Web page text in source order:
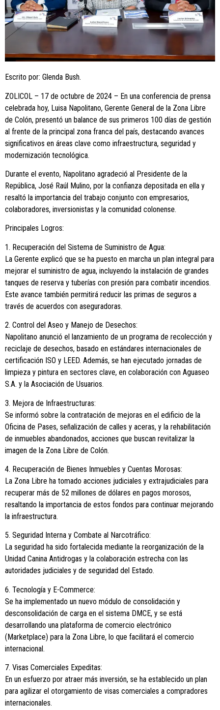
Escrito por: Glenda Bush.
ZOLICOL – 17 de octubre de 2024 – En una conferencia de prensa
celebrada hoy, Luisa Napolitano, Gerente General de la Zona Libre
de Colón, presentó un balance de sus primeros 100 días de gestión
al frente de la principal zona franca del país, destacando avances
significativos en áreas clave como infraestructura, seguridad y
modernización tecnológica.
Durante el evento, Napolitano agradeció al Presidente de la
República, José Raúl Mulino, por la confianza depositada en ella y
resaltó la importancia del trabajo conjunto con empresarios,
colaboradores, inversionistas y la comunidad colonense.
Principales Logros:
1. Recuperación del Sistema de Suministro de Agua:
La Gerente explicó que se ha puesto en marcha un plan integral para
mejorar el suministro de agua, incluyendo la instalación de grandes
tanques de reserva y tuberías con presión para combatir incendios.
Este avance también permitirá reducir las primas de seguros a
través de acuerdos con aseguradoras.
2. Control del Aseo y Manejo de Desechos:
Napolitano anunció el lanzamiento de un programa de recolección y
reciclaje de desechos, basado en estándares internacionales de
certificación ISO y LEED. Además, se han ejecutado jornadas de
limpieza y pintura en sectores clave, en colaboración con Aguaseo
S.A. y la Asociación de Usuarios.
3. Mejora de Infraestructuras:
Se informó sobre la contratación de mejoras en el edificio de la
Oficina de Pases, señalización de calles y aceras, y la rehabilitación
de inmuebles abandonados, acciones que buscan revitalizar la
imagen de la Zona Libre de Colón.
4. Recuperación de Bienes Inmuebles y Cuentas Morosas:
La Zona Libre ha tomado acciones judiciales y extrajudiciales para
recuperar más de 52 millones de dólares en pagos morosos,
resaltando la importancia de estos fondos para continuar mejorando
la infraestructura.
5. Seguridad Interna y Combate al Narcotráfico:
La seguridad ha sido fortalecida mediante la reorganización de la
Unidad Canina Antidrogas y la colaboración estrecha con las
autoridades judiciales y de seguridad del Estado.
6. Tecnología y E-Commerce:
Se ha implementado un nuevo módulo de consolidación y
desconsolidación de carga en el sistema DMCE, y se está
desarrollando una plataforma de comercio electrónico
(Marketplace) para la Zona Libre, lo que facilitará el comercio
internacional.
7. Visas Comerciales Expeditas:
En un esfuerzo por atraer más inversión, se ha establecido un plan
para agilizar el otorgamiento de visas comerciales a compradores
internacionales.